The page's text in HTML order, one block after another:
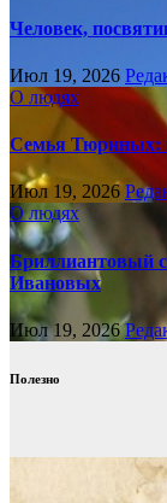
Человек,
Июл 19, 2026
О людях
Семья Тюриных:
Июл 19, 2026
О людях
Бриллиантовый
Ивановых
Июл 19, 2026
Полезно